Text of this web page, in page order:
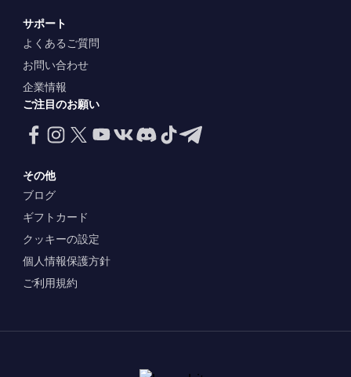
サポート
よくあるご質問
お問い合わせ
企業情報
ご注目のお願い
その他
ブログ
ギフトカード
クッキーの設定
個人情報保護方針
ご利用規約